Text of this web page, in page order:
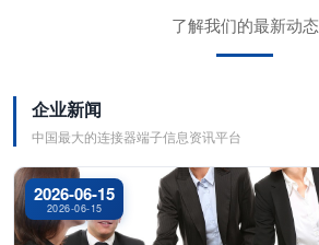
了解我们的最新动态
企业新闻
中国最大的连接器端子信息资讯平台
2026-06-15
2026-06-15